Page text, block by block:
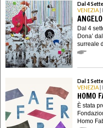
Dal 4
VENEZIA
Dal 4
Dona’
surreale
Dal 1
VENEZIA
HOMO
È stata
Homo